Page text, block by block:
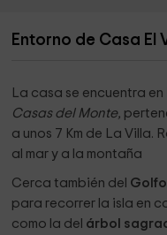
Entorno de Casa El
La casa se encuentra en
Casas del Monte,
a unos 7 Km de La Villa.
al mar y a la montaña
Cerca también del
para recorrer la isla en
como la del árbol